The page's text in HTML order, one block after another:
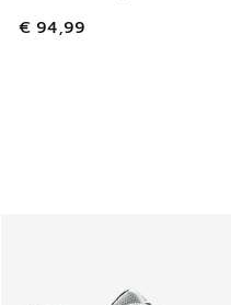
€ 94,99